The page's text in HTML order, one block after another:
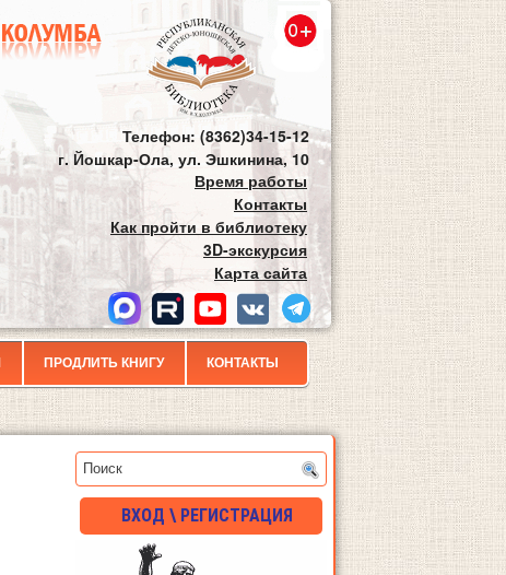
Телефон: (8362)34-15-12
г. Йошкар-Ола, ул. Эшкинина, 10
Время работы
Контакты
Как пройти в библиотеку
3D-экскурсия
Карта сайта
ПРОДЛИТЬ КНИГУ КОНТАКТЫ
ВХОД \ РЕГИСТРАЦИЯ